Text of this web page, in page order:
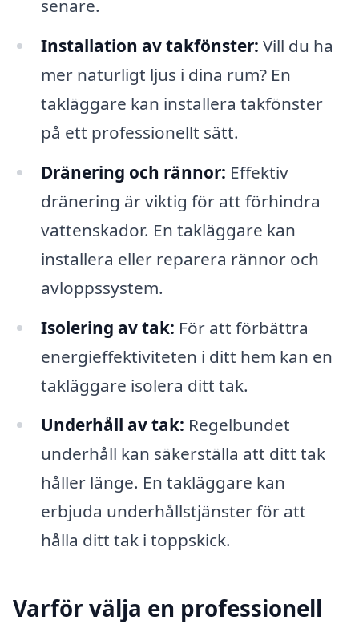
senare.
Installation av takfönster: Vill du ha
mer naturligt ljus i dina rum? En
takläggare kan installera takfönster
på ett professionellt sätt.
Dränering och rännor: Effektiv
dränering är viktig för att förhindra
vattenskador. En takläggare kan
installera eller reparera rännor och
avloppssystem.
Isolering av tak: För att förbättra
energieffektiviteten i ditt hem kan en
takläggare isolera ditt tak.
Underhåll av tak: Regelbundet
underhåll kan säkerställa att ditt tak
håller länge. En takläggare kan
erbjuda underhållstjänster för att
hålla ditt tak i toppskick.
Varför välja en professionell